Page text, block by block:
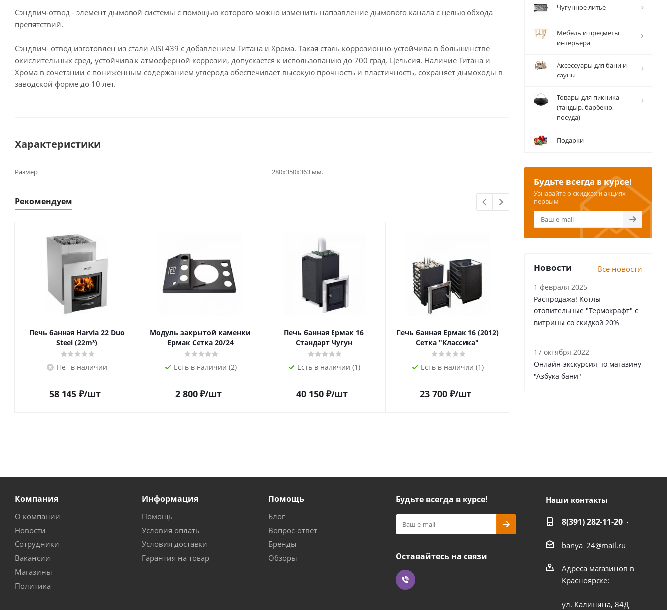
Сэндвич-отвод - элемент дымовой системы с помощью которого можно изменить направление дымового канала с целью обхода
препятствий.
Сэндвич- отвод изготовлен из стали AISI 439 с добавлением Титана и Хрома. Такая сталь коррозионно-устойчива в большинстве
окислительных сред, устойчива к атмосферной коррозии, допускается к использованию до 700 град. Цельсия. Наличие Титана и
Хрома в сочетании с пониженным содержанием углерода обеспечивает высокую прочность и пластичность, сохраняет дымоходы в
заводской форме до 10 лет.
Характеристики
Размер 280х350х363 мм.
Рекомендуем
Печь банная Harvia 22 Duo
Steel (22m³)
Нет в наличии
58 145 ₽/шт
Модуль закрытой каменки
Ермак Сетка 20/24
Есть в наличии (2)
2 800 ₽/шт
Печь банная Ермак 16
Стандарт Чугун
Есть в наличии (1)
40 150 ₽/шт
Печь банная Ермак 16 (2012)
Сетка "Классика"
Есть в наличии (1)
23 700 ₽/шт
Есть в наличии (1)
Чугунное литье
Мебель и предметы
интерьера
Аксессуары для бани и
сауны
Товары для пикника
(тандыр, барбекю,
посуда)
Подарки
Будьте всегда в курсе!
Узнавайте о скидках и акциях
первым
Новости Все новости
1 февраля 2025
Распродажа! Котлы
отопительные "Термокрафт" с
витрины со скидкой 20%
17 октября 2022
Онлайн-экскурсия по магазину
"Азбука бани"
Компания
О компании
Новости
Сотрудники
Вакансии
Магазины
Политика
Информация
Помощь
Условия оплаты
Условия доставки
Гарантия на товар
Помощь
Блог
Вопрос-ответ
Бренды
Обзоры
Будьте всегда в курсе!
Оставайтесь на связи
Наши контакты
8(391) 282-11-20
banya_24@mail.ru
Адреса магазинов в
Красноярске:
ул. Калинина, 84Д